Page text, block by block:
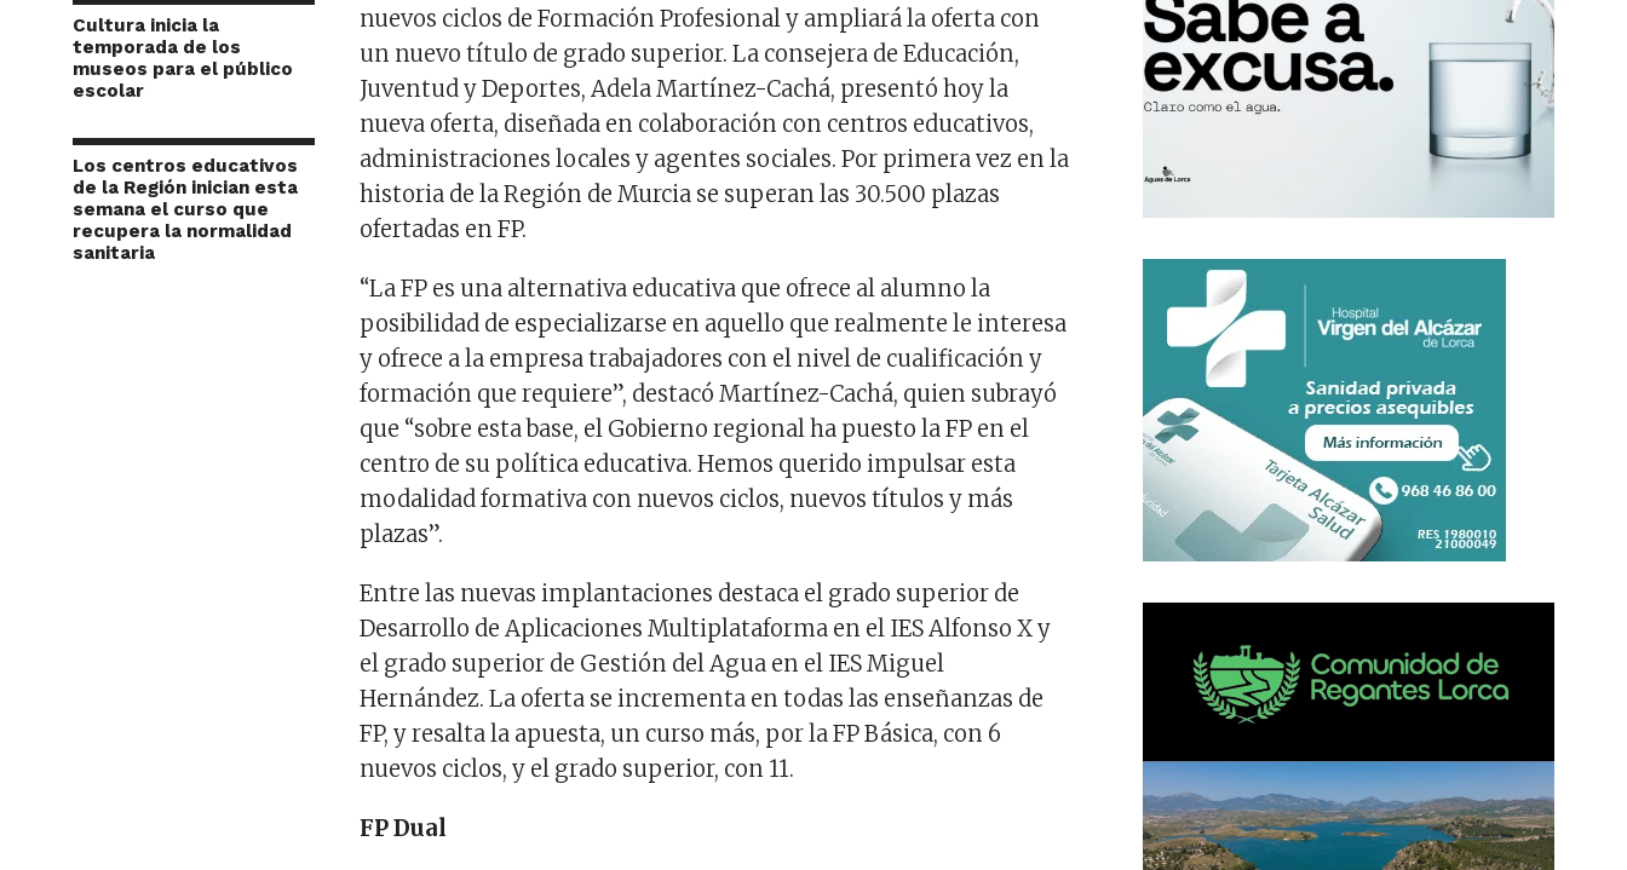
Cultura inicia la
temporada de los
museos para el público
escolar
Los centros educativos
de la Región inician esta
semana el curso que
recupera la normalidad
sanitaria
nuevos ciclos de Formación Profesional y ampliará la oferta con
un nuevo título de grado superior. La consejera de Educación,
Juventud y Deportes, Adela Martínez-Cachá, presentó hoy la
nueva oferta, diseñada en colaboración con centros educativos,
administraciones locales y agentes sociales. Por primera vez en la
historia de la Región de Murcia se superan las 30.500 plazas
ofertadas en FP.
“La FP es una alternativa educativa que ofrece al alumno la
posibilidad de especializarse en aquello que realmente le interesa
y ofrece a la empresa trabajadores con el nivel de cualificación y
formación que requiere”, destacó Martínez-Cachá, quien subrayó
que “sobre esta base, el Gobierno regional ha puesto la FP en el
centro de su política educativa. Hemos querido impulsar esta
modalidad formativa con nuevos ciclos, nuevos títulos y más
plazas”.
Entre las nuevas implantaciones destaca el grado superior de
Desarrollo de Aplicaciones Multiplataforma en el IES Alfonso X y
el grado superior de Gestión del Agua en el IES Miguel
Hernández. La oferta se incrementa en todas las enseñanzas de
FP, y resalta la apuesta, un curso más, por la FP Básica, con 6
nuevos ciclos, y el grado superior, con 11.
FP Dual